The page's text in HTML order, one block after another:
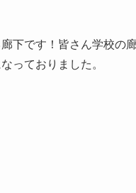
下です！皆さん学校の
っておりました。